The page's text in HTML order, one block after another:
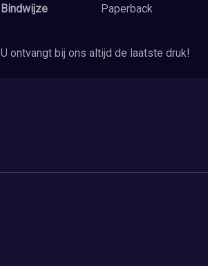
Bindwijze
Paperback
U ontvangt bij ons altijd de laatste druk!